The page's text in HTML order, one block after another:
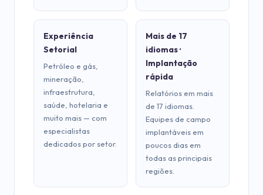
Experiência
Setorial
Petróleo e gás,
mineração,
infraestrutura,
saúde, hotelaria e
muito mais — com
especialistas
dedicados por setor.
Mais de 17
idiomas ·
Implantação
rápida
Relatórios em mais
de 17 idiomas.
Equipes de campo
implantáveis ​​em
poucos dias em
todas as principais
regiões.